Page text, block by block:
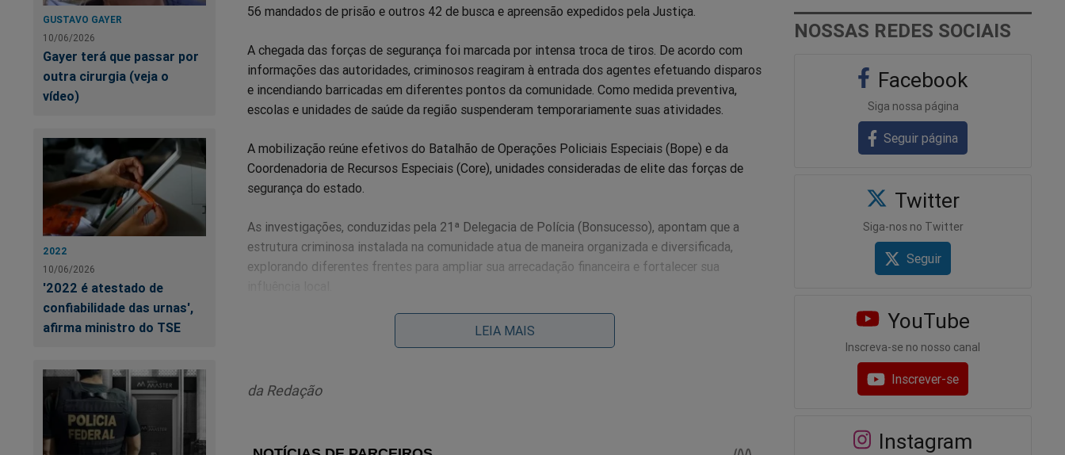
GUSTAVO GAYER
10/06/2026
Gayer terá que passar por
outra cirurgia (veja o
vídeo)
2022
10/06/2026
'2022 é atestado de
confiabilidade das urnas',
afirma ministro do TSE
56 mandados de prisão e outros 42 de busca e apreensão expedidos pela Justiça.
A chegada das forças de segurança foi marcada por intensa troca de tiros. De acordo com
informações das autoridades, criminosos reagiram à entrada dos agentes efetuando disparos
e incendiando barricadas em diferentes pontos da comunidade. Como medida preventiva,
escolas e unidades de saúde da região suspenderam temporariamente suas atividades.
A mobilização reúne efetivos do Batalhão de Operações Policiais Especiais (Bope) e da
Coordenadoria de Recursos Especiais (Core), unidades consideradas de elite das forças de
segurança do estado.
As investigações, conduzidas pela 21ª Delegacia de Polícia (Bonsucesso), apontam que a
estrutura criminosa instalada na comunidade atua de maneira organizada e diversificada,
explorando diferentes frentes para ampliar sua arrecadação financeira e fortalecer sua
Entre as principais linhas investigadas estão o roubo de cargas aliado à lavagem de dinheiro,
por meio da utilização de estabelecimentos comerciais e eventos para dar aparência legal
grupos que circulam em motocicletas e obrigam as vítimas a entregar os aparelhos já
desbloqueados, facilitando sua revenda.
Outro caso sob investigação envolve a tentativa de homicídio contra uma adolescente,
LEIA MAIS
da Redação
NOSSAS REDES SOCIAIS
Facebook
Siga nossa página
Seguir página
Twitter
Siga-nos no Twitter
Seguir
YouTube
Inscreva-se no nosso canal
Inscrever-se
Instagram